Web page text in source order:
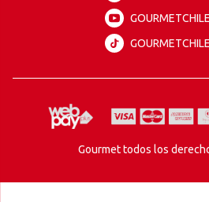
GOURMETCHILE
Gourmet todos los